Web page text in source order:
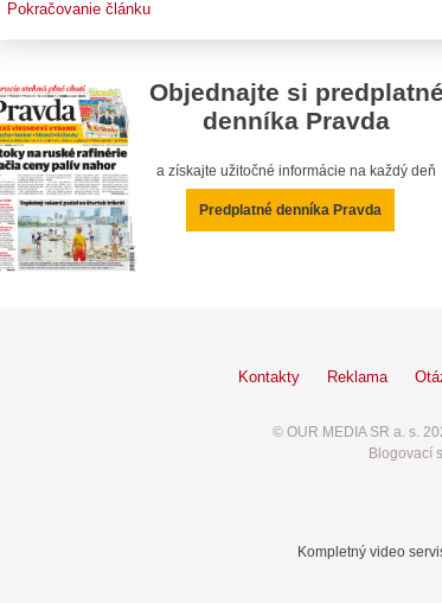
Pokračovanie článku
Objednajte si predplatné
denníka Pravda
a získajte užitočné informácie na každý deň
Predplatné denníka Pravda
Kontakty Reklama
© OUR MEDIA SR a. s.
Blogovací
Kompletný video